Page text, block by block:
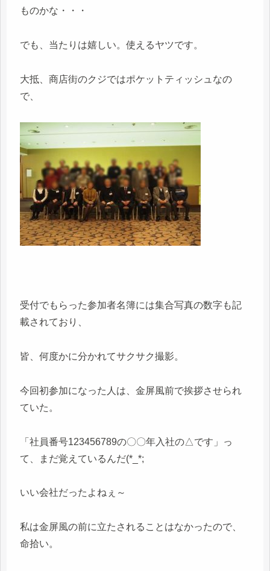
ものかな・・・
でも、当たりは嬉しい。使えるヤツです。
大抵、商店街のクジではポケットティッシュなの
で、
受付でもらった参加者名簿には集合写真の数字も記
載されており、
皆、何度かに分かれてサクサク撮影。
今回初参加になった人は、金屏風前で挨拶させられ
ていた。
「社員番号123456789の〇〇年入社の△です」っ
て、まだ覚えているんだ(*_*;
いい会社だったよねぇ～
私は金屏風の前に立たされることはなかったので、
命拾い。